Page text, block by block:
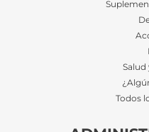
Salud
Todos